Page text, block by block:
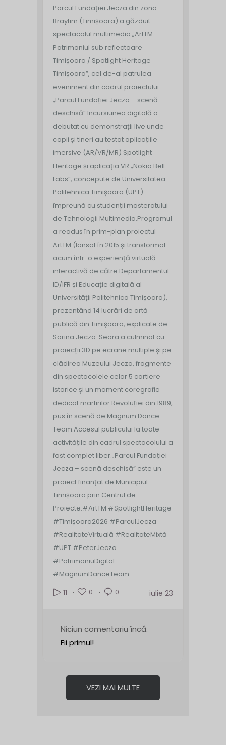
Parcul Fundației Jecza din zona
Braytim (Timișoara) a găzduit
spectacolul multimedia „ArtTM -
Patrimoniul sub reflectoare
Timișoara / Spotlight Heritage
Timișoara”, cel de-al patrulea
eveniment din cadrul proiectului
„Parcul Fundației Jecza – scenă
deschisă”.Incursiunea digitală a
debutat cu demonstrații live unde
copii și tineri au testat aplicațiile
imersive (AR/VR/MR) Spotlight
Heritage și aplicația VR „Nokia Bell
Labs”, concepute de Universitatea
Politehnica Timișoara (UPT)
împreună cu studenții masteratului
de Tehnologii Multimedia.Programul
a readus în prim-plan proiectul
ArtTM (lansat în 2015 și transformat
acum într-o experiență virtuală
interactivă de către Departamentul
ID/IFR și Educație digitală al
Universității Politehnica Timișoara),
prezentând 14 lucrări de artă
publică din Timișoara, explicate de
Sorina Jecza. Seara a culminat cu
proiecții 3D pe ecrane multiple și pe
clădirea Muzeului Jecza, fragmente
din spectacolele celor 5 cartiere
istorice și un moment coregrafic
dedicat martirilor Revoluției din 1989,
pus în scenă de Magnum Dance
Team.Accesul publicului la toate
activitățile din cadrul spectacolului a
fost complet liber.„Parcul Fundației
Jecza – scenă deschisă” este un
proiect finanțat de Municipiul
Timișoara prin Centrul de
Proiecte.#ArtTM #SpotlightHeritage
#Timișoara2026 #ParculJecza
#RealitateVirtuală #RealitateMixtă
#UPT #PeterJecza
#PatrimoniuDigital
#MagnumDanceTeam
11
0 0 iulie 23
Niciun comentariu încă.
Fii primul!
VEZI MAI MULTE